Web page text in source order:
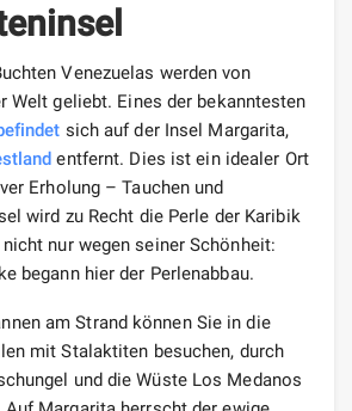
Venezuelas werden von
Welt geliebt. Eines der bekanntesten
sich auf der Insel Margarita,
entfernt. Dies ist ein idealer Ort
Erholung – Tauchen und
wird zu Recht die Perle der Karibik
nur wegen seiner Schönheit:
begann hier der Perlenabbau.
am Strand können Sie in die
mit Stalaktiten besuchen, durch
und die Wüste Los Medanos